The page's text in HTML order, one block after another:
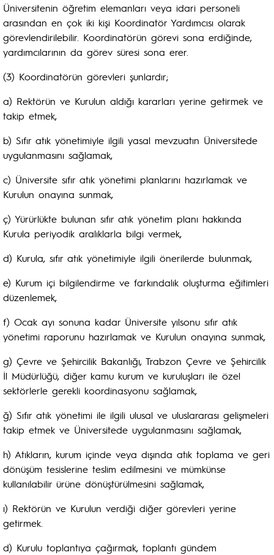
Üniversitenin öğretim elemanları veya idari personeli
arasından en çok iki kişi Koordinatör Yardımcısı olarak
görevlendirilebilir. Koordinatörün görevi sona erdiğinde,
yardımcılarının da görev süresi sona erer.
(3) Koordinatörün görevleri şunlardır;
a) Rektörün ve Kurulun aldığı kararları yerine getirmek ve
takip etmek,
b) Sıfır atık yönetimiyle ilgili yasal mevzuatın Üniversitede
uygulanmasını sağlamak,
c) Üniversite sıfır atık yönetimi planlarını hazırlamak ve
Kurulun onayına sunmak,
ç) Yürürlükte bulunan sıfır atık yönetim planı hakkında
Kurula periyodik aralıklarla bilgi vermek,
d) Kurula, sıfır atık yönetimiyle ilgili önerilerde bulunmak,
e) Kurum içi bilgilendirme ve farkındalık oluşturma eğitimleri
düzenlemek,
f) Ocak ayı sonuna kadar Üniversite yılsonu sıfır atık
yönetimi raporunu hazırlamak ve Kurulun onayına sunmak,
g) Çevre ve Şehircilik Bakanlığı, Trabzon Çevre ve Şehircilik
İl Müdürlüğü, diğer kamu kurum ve kuruluşları ile özel
sektörlerle gerekli koordinasyonu sağlamak,
ğ) Sıfır atık yönetimi ile ilgili ulusal ve uluslararası gelişmeleri
takip etmek ve Üniversitede uygulanmasını sağlamak,
h) Atıkların, kurum içinde veya dışında atık toplama ve geri
dönüşüm tesislerine teslim edilmesini ve mümkünse
kullanılabilir ürüne dönüştürülmesini sağlamak,
ı) Rektörün ve Kurulun verdiği diğer görevleri yerine
getirmek.
d) Kurulu toplantıya çağırmak, toplantı gündem